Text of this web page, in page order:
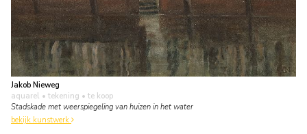
Jakob Nieweg
aquarel • tekening • te koop
Stadskade met weerspiegeling van huizen in het water
bekijk kunstwerk